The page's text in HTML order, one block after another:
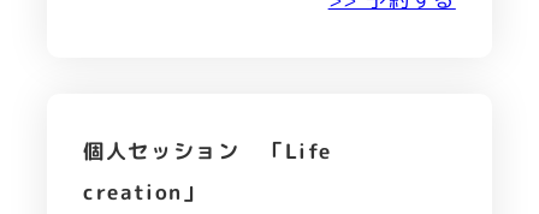
個人セッション 「Life
creation」